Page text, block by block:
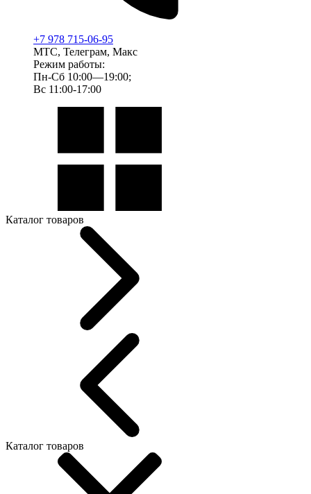
+7 978 715-06-95
МТС, Телеграм, Макс
Режим работы:
Пн-Сб 10:00—19:00;
Вс 11:00-17:00
Каталог товаров
Каталог товаров